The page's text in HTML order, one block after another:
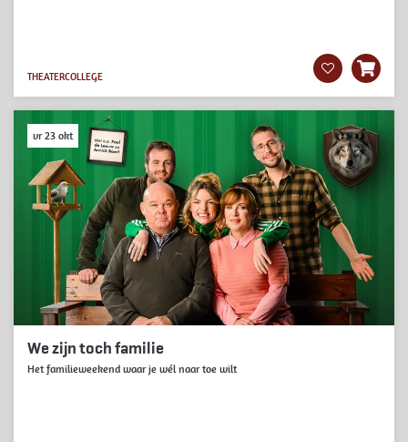
THEATERCOLLEGE
We zijn toch familie
Het familieweekend waar je wél naar toe wilt
vr 23 okt